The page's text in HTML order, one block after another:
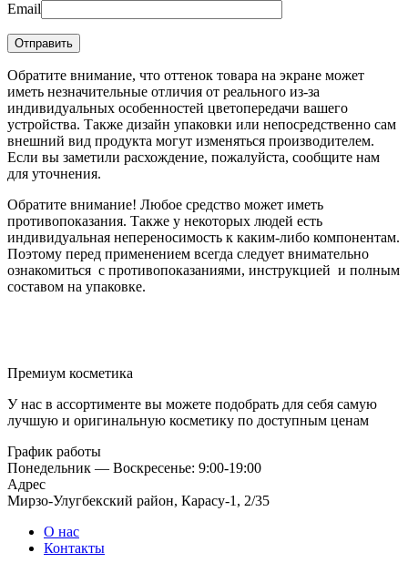
Email
Обратите внимание, что оттенок товара на экране может
иметь незначительные отличия от реального из-за
индивидуальных особенностей цветопередачи вашего
устройства. Также дизайн упаковки или непосредственно сам
внешний вид продукта могут изменяться производителем.
Если вы заметили расхождение, пожалуйста, сообщите нам
для уточнения.
Обратите внимание! Любое средство может иметь
противопоказания. Также у некоторых людей есть
индивидуальная непереносимость к каким-либо компонентам.
Поэтому перед применением всегда следует внимательно
ознакомиться с противопоказаниями, инструкцией и полным
составом на упаковке.
Премиум косметика
У нас в ассортименте вы можете подобрать для себя самую
лучшую и оригинальную косметику по доступным ценам
График работы
Понедельник — Воскресенье: 9:00-19:00
Адрес
Мирзо-Улугбекский район, Карасу-1, 2/35
О нас
Контакты